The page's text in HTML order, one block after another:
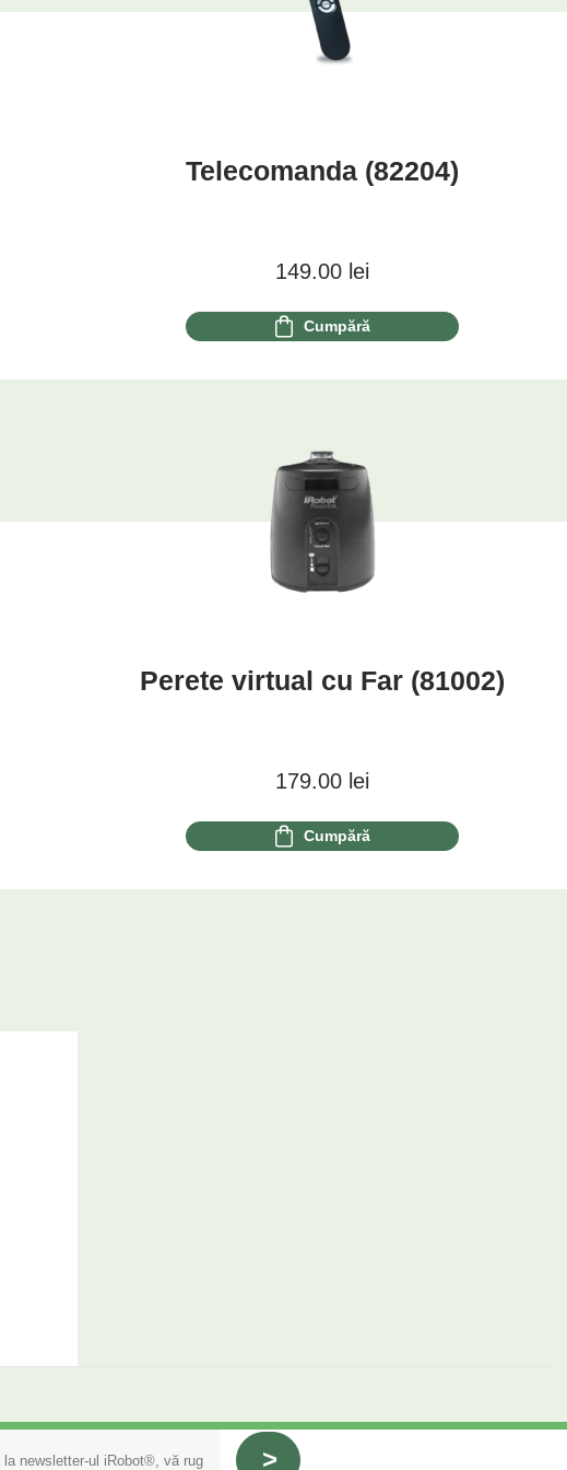
Telecomanda (82204)
149.00 lei
Cumpără
Perete virtual cu Far (81002)
179.00 lei
Cumpără